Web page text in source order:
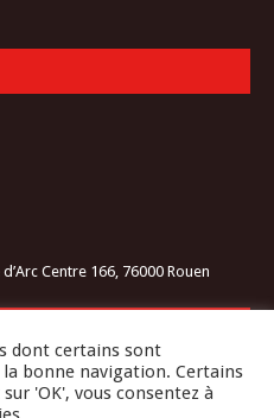
Centre 166, 76000 Rouen
dont certains sont
bonne navigation. Certains
'OK', vous consentez à